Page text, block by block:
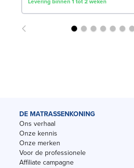
DE MATRASSENKONING
Ons verhaal
Onze kennis
Onze merken
Voor de professionele
Affiliate campagne